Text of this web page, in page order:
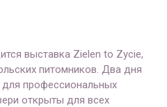
выставка Zielen to Zycie,
питомников. Два дня
профессиональных
открыты для всех